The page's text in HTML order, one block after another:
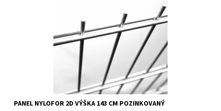
těžké svařované sítě pozinkované vysoce pevné panely
vertikální ostny vysoké 30 mm na jedné straně velikost...
Na centrálním skladě
4011963-24
Fence consulting
PANEL NYLOFOR 2D VÝŠKA 143 CM POZINKOVANÝ